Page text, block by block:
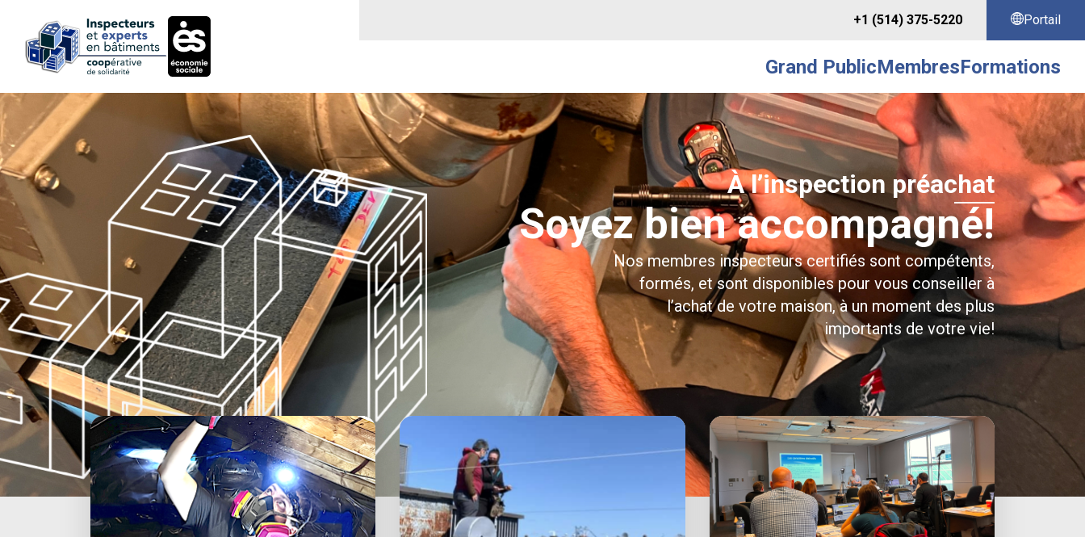
+1 (514) 375-5220 Portail
Grand PublicMembresFormations
À l’inspection préachat
Soyez bien accompagné!
Nos membres inspecteurs certifiés sont compétents,
formés, et sont disponibles pour vous conseiller à
l’achat de votre maison, à un moment des plus
importants de votre vie!